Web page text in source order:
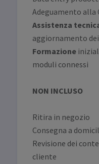
Adeguamento alla
Assistenza
aggiornamento
Formazione
moduli connessi
NON INCLUSO
Ritira in negozio
Consegna a
Revisione dei
cliente